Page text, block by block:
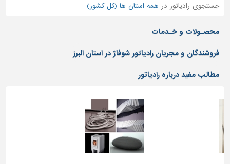
نرده
و
حفاظ
کفپوش
جستجوی رادیاتور در همه استان ها (کل کشور)
محصـولات و خـدمات
فروشندگان و مجریان رادیاتور شوفاژ در استان البرز
مطالب مفید درباره رادیاتور